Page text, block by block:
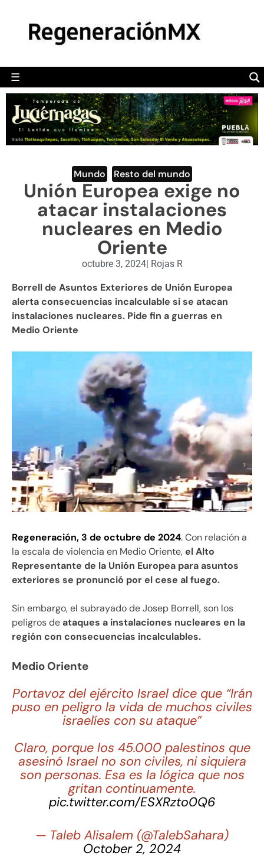
☰
POLÍTICA
CAMALEÓN
OPINIÓN
DEPORTES
ENGLISH SECTION
VIDEOS
Mundo Resto del mundo
Unión Europea exige no
atacar instalaciones
nucleares en Medio
Oriente
octubre 3, 2024| Rojas R
Borrell de Asuntos Exteriores de Unión Europea
alerta consecuencias incalculable si se atacan
instalaciones nucleares. Pide fin a guerras en
Medio Oriente
Regeneración, 3 de octubre de 2024. Con relación a
la escala de violencia en Medio Oriente,el Alto
Representante de la Unión Europea para asuntos
exteriores se pronunció por el cese al fuego.
Sin embargo, el subrayado de Josep Borrell, son los
peligros deataques a instalaciones nucleares en la
región con consecuencias incalculables.
Medio Oriente
Portavoz del ejército Israel dice que “Irán
puso en peligro la vida de muchos civiles
israelíes con su ataque”
Claro, porque los 45.000 palestinos que
asesinó Israel no son civiles, ni siquiera
son personas. Esa es la lógica que nos
gritan continuamente.
pic.twitter.com/ESXRzto0Q6
— Taleb Alisalem (@TalebSahara)
October 2, 2024